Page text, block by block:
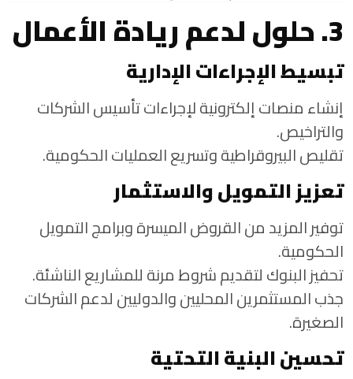
3. حلول لدعم ريادة الأعمال
تبسيط الإجراءات الإدارية
إنشاء منصات إلكترونية لإجراءات تأسيس الشركات
والتراخيص.
تقليص البيروقراطية وتسريع العمليات الحكومية.
تعزيز التمويل والاستثمار
توفير المزيد من القروض الميسرة وبرامج التمويل
الحكومية.
تحفيز البنوك لتقديم شروط مرنة للمشاريع الناشئة.
جذب المستثمرين المحليين والدوليين لدعم الشركات
الصغيرة.
تحسين البنية التحتية